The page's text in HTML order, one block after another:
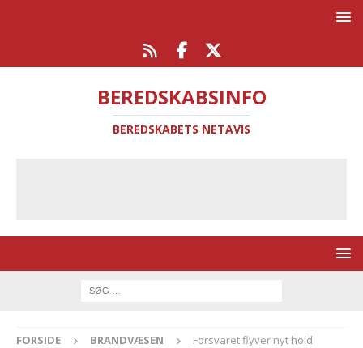
BEREDSKABSINFO
BEREDSKABETS NETAVIS
FORSIDE BRANDVÆSEN
Forsvaret flyver nyt hold